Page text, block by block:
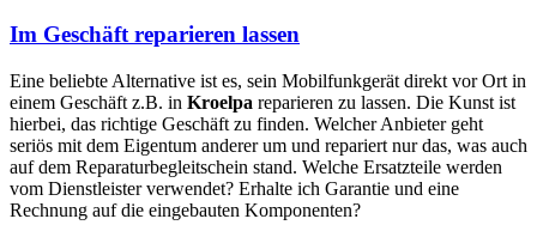
Im Geschäft reparieren lassen
Eine beliebte Alternative ist es, sein Mobilfunkgerät direkt vor Ort in
einem Geschäft z.B. in Kroelpa reparieren zu lassen. Die Kunst ist
hierbei, das richtige Geschäft zu finden. Welcher Anbieter geht
seriös mit dem Eigentum anderer um und repariert nur das, was auch
auf dem Reparaturbegleitschein stand. Welche Ersatzteile werden
vom Dienstleister verwendet? Erhalte ich Garantie und eine
Rechnung auf die eingebauten Komponenten?